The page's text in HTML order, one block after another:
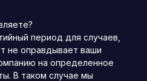
период для случаев,
не оправдывает ваши
на определенное
В таком случае мы